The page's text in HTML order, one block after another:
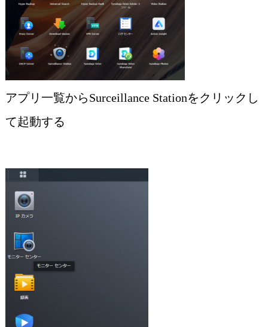
アプリ一覧からSurceillance Stationをクリックし
て起動する